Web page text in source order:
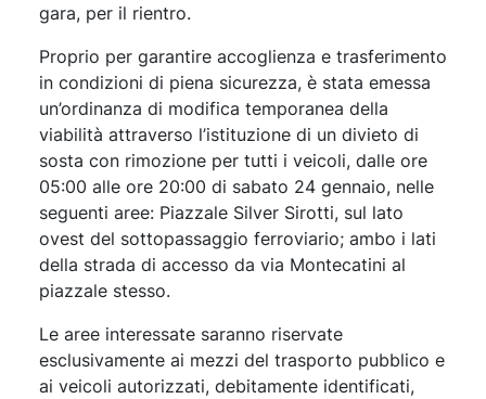
gara, per il rientro.
Proprio per garantire accoglienza e trasferimento
in condizioni di piena sicurezza, è stata emessa
un’ordinanza di modifica temporanea della
viabilità attraverso l’istituzione di un divieto di
sosta con rimozione per tutti i veicoli, dalle ore
05:00 alle ore 20:00 di sabato 24 gennaio, nelle
seguenti aree: Piazzale Silver Sirotti, sul lato
ovest del sottopassaggio ferroviario; ambo i lati
della strada di accesso da via Montecatini al
piazzale stesso.
Le aree interessate saranno riservate
esclusivamente ai mezzi del trasporto pubblico e
ai veicoli autorizzati, debitamente identificati,